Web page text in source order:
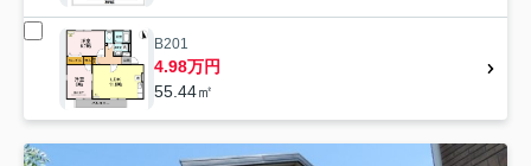
B201
4.98万円
55.44㎡